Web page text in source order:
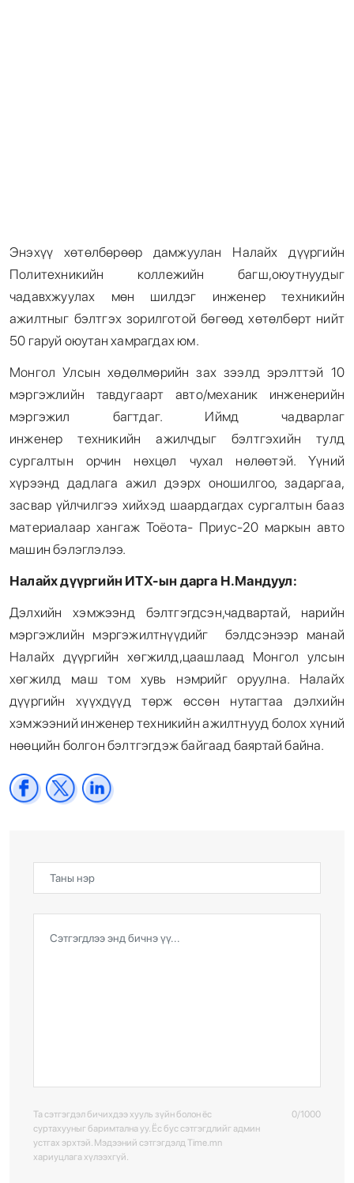
Энэхүү хөтөлбөрөөр дамжуулан Налайх дүүргийн
Политехникийн коллежийн багш,оюутнуудыг
чадавхжуулах мөн шилдэг инженер техникийн
ажилтныг бэлтгэх зорилготой бөгөөд хөтөлбөрт нийт
50 гаруй оюутан хамрагдах юм.
Монгол Улсын хөдөлмөрийн зах зээлд эрэлттэй 10
мэргэжлийн тавдугаарт авто/механик инженерийн
мэргэжил багтдаг. Иймд чадварлаг
инженер техникийн ажилчдыг бэлтгэхийн тулд
сургалтын орчин нөхцөл чухал нөлөөтэй. Үүний
хүрээнд дадлага ажил дээрх оношилгоо, задаргаа,
засвар үйлчилгээ хийхэд шаардагдах сургалтын бааз
материалаар хангаж Тоёота- Приус-20 маркын авто
машин бэлэглэлээ.
Налайх дүүргийн ИТХ-ын дарга Н.Мандуул:
Дэлхийн хэмжээнд бэлтгэгдсэн,чадвартай, нарийн
мэргэжлийн мэргэжилтнүүдийг бэлдсэнээр манай
Налайх дүүргийн хөгжилд,цаашлаад Монгол улсын
хөгжилд маш том хувь нэмрийг оруулна. Налайх
дүүргийн хүүхдүүд төрж өссөн нутагтаа дэлхийн
хэмжээний инженер техникийн ажилтнууд болох хүний
нөөцийн болгон бэлтгэгдэж байгаад баяртай байна.
Та сэтгэгдэл бичихдээ хууль зүйн болон ёс
суртахууныг баримтална уу. Ёс бус сэтгэгдлийг админ
устгах эрхтэй. Мэдээний сэтгэгдэлд Time.mn
хариуцлага хүлээхгүй.
0/1000